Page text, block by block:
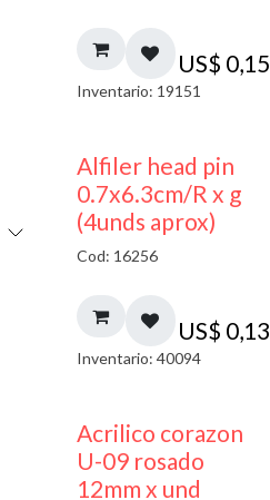
US$ 0,15
Inventario: 19151
Alfiler head pin
0.7x6.3cm/R x g
(4unds aprox)
Cod: 16256
US$ 0,13
Inventario: 40094
Acrilico corazon
U-09 rosado
12mm x und